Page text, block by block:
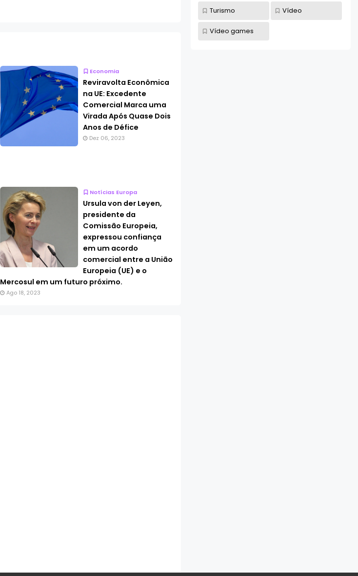
Economia
Reviravolta Econômica
na UE: Excedente
Comercial Marca uma
Virada Após Quase Dois
Anos de Défice
Dez 06, 2023
Notícias Europa
Ursula von der Leyen,
presidente da
Comissão Europeia,
expressou confiança
em um acordo
comercial entre a União
Europeia (UE) e o
Mercosul em um futuro próximo.
Ago 18, 2023
Turismo Vídeo
Vídeo games